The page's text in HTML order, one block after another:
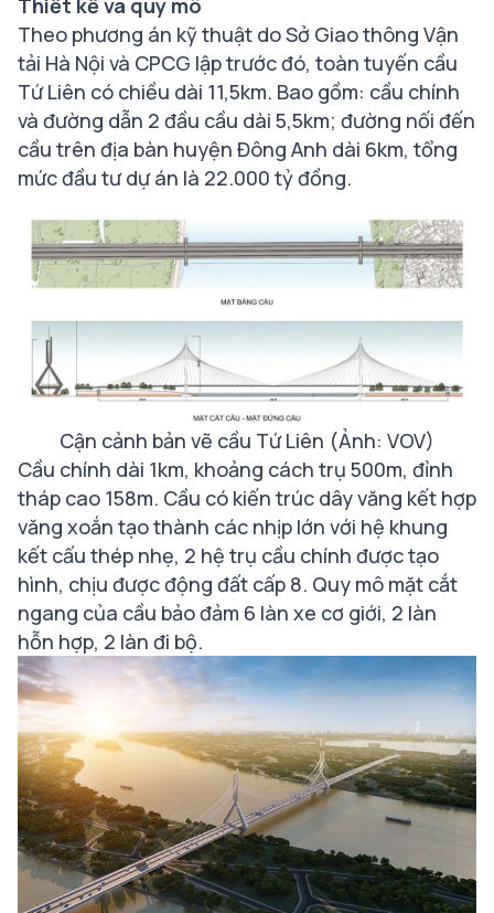
Theo phương án kỹ thuật do Sở Giao thông Vận
tải Hà Nội và CPCG lập trước đó, toàn tuyến cầu
Tứ Liên có chiều dài 11,5km. Bao gồm: cầu chính
và đường dẫn 2 đầu cầu dài 5,5km; đường nối đến
cầu trên địa bàn huyện Đông Anh dài 6km, tổng
mức đầu tư dự án là 22.000 tỷ đồng.
Cận cảnh bản vẽ cầu Tứ Liên (Ảnh: VOV)
Cầu chính dài 1km, khoảng cách trụ 500m, đỉnh
tháp cao 158m. Cầu có kiến trúc dây văng kết hợp
văng xoắn tạo thành các nhịp lớn với hệ khung
kết cấu thép nhẹ, 2 hệ trụ cầu chính được tạo
hình, chịu được động đất cấp 8. Quy mô mặt cắt
ngang của cầu bảo đảm 6 làn xe cơ giới, 2 làn
hỗn hợp, 2 làn đi bộ.